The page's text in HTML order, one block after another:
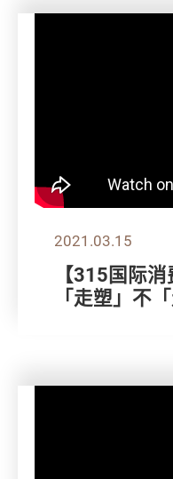
2021.03.15
【315国际
「走塑」不